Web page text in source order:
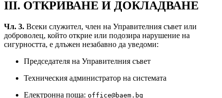
III. ОТКРИВАНЕ И ДОКЛАДВАНЕ
Чл. 3. Всеки служител, член на Управителния съвет или
доброволец, който открие или подозира нарушение на
сигурността, е длъжен незабавно да уведоми:
Председателя на Управителния съвет
Техническия администратор на системата
Електронна поща: office@baem.bg